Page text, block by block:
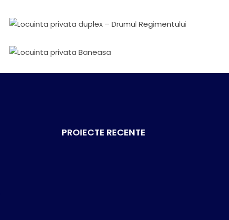
Hala Industriala
Locuinta privata duplex – Drumul
Regimentului
PROIECTE RECENTE